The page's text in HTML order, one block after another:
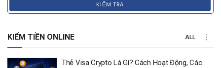
KIỂM TRA
KIẾM TIỀN ONLINE ALL
Thẻ Visa Crypto Là Gì? Cách Hoạt Động, Các